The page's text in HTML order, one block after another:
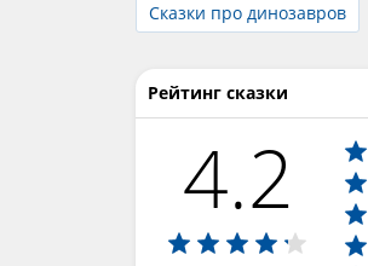
Сказки про динозавров
Рейтинг сказки
4.2